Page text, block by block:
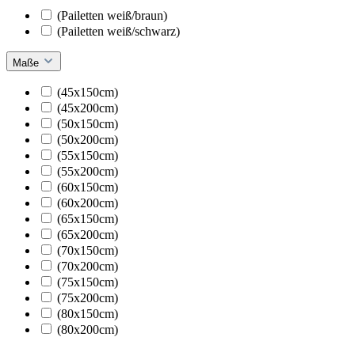
(Pailetten weiß/braun)
(Pailetten weiß/schwarz)
Maße
(45x150cm)
(45x200cm)
(50x150cm)
(50x200cm)
(55x150cm)
(55x200cm)
(60x150cm)
(60x200cm)
(65x150cm)
(65x200cm)
(70x150cm)
(70x200cm)
(75x150cm)
(75x200cm)
(80x150cm)
(80x200cm)